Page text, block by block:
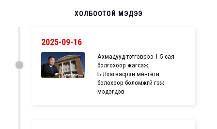
ХОЛБООТОЙ МЭДЭЭ
2025-09-16
Ахмадууд тэтгэврээ 1.5 сая
болгохоор жагсаж,
Б.Лхагвасүрэн мөнгөгүй
болохоор боломжгүй гэж
мэдэгдэв